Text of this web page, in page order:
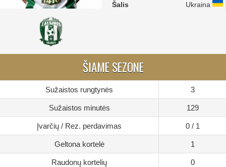
Šalis
Ukraina
ŠIAME SEZONE
Sužaistos rungtynės 3
Sužaistos minutės 129
Įvarčių / Rez. perdavimas 0 / 1
Geltona kortelė 1
Raudonų kortelių 0